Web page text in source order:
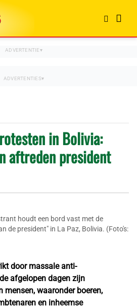
in Bolivia:
aftreden president
houdt een bord vast met de
de president" in La Paz, Bolivia. (Foto's:
door massale anti-
afgelopen dagen zijn
mensen, waaronder boeren,
en inheemse